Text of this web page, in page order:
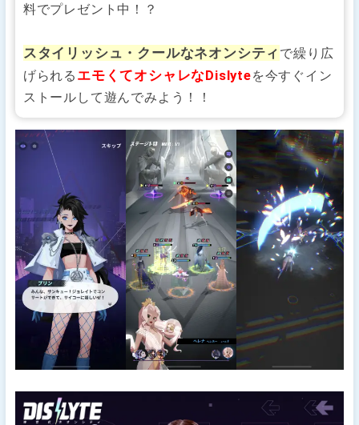
料でプレゼント中！？
スタイリッシュ・クールなネオンシティ で繰り広
げられる エモくてオシャレなDislyteを今すぐイン
ストールして遊んでみよう！！